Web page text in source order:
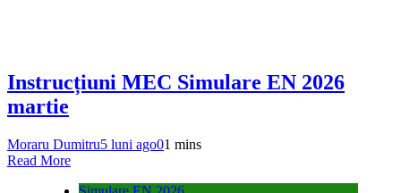
Instrucțiuni MEC Simulare EN 2026
martie
Moraru Dumitru5 luni ago01 mins
Read More